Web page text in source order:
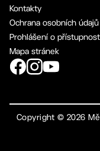
Kontakty
Ochrana osobních údajů
Prohlášení o
Mapa stránek
Copyright ©2026